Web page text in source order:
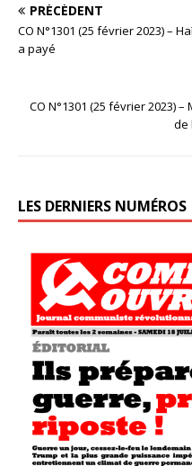
PRÉCÉDENT
CO N°1301 (25 février 2023) –
a payé
CO N°1301 (25 février 2023)
de
LES DERNIERS NUMÉROS